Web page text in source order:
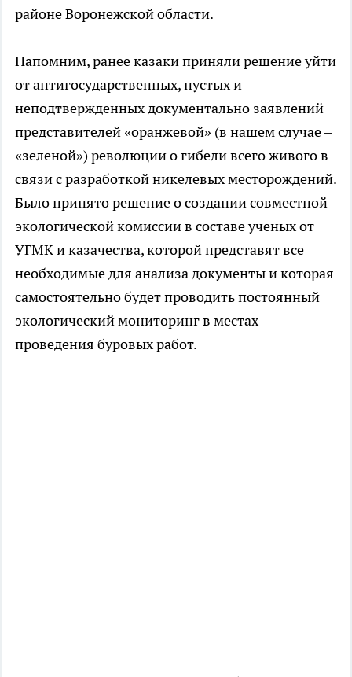
районе Воронежской области.
Напомним, ранее казаки приняли решение уйти
от антигосударственных, пустых и
неподтвержденных документально заявлений
представителей «оранжевой» (в нашем случае –
«зеленой») революции о гибели всего живого в
связи с разработкой никелевых месторождений.
Было принято решение о создании совместной
экологической комиссии в составе ученых от
УГМК и казачества, которой представят все
необходимые для анализа документы и которая
самостоятельно будет проводить постоянный
экологический мониторинг в местах
проведения буровых работ.